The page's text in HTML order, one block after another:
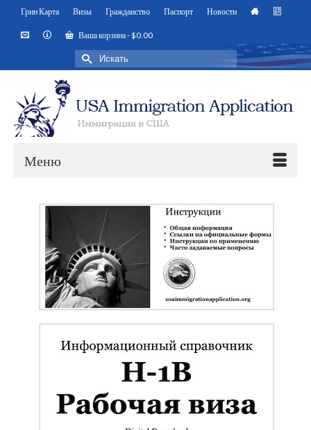
Грин Карта Визы Гражданство Паспорт Новости
Ваша корзина-$0.00
Искать:
Меню